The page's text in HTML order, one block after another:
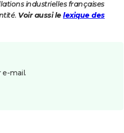
industrielles françaises
Voir aussi le lexique des
e-mail.